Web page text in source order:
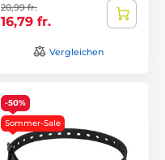
20,99 fr.
16,79 fr.
Vergleichen
-50%
Sommer-Sale